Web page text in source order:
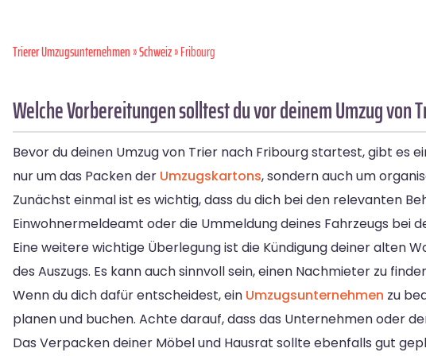
Trierer Umzugsunternehmen»Schweiz» Fribourg
Welche Vorbereitungen solltest du vor deinem Umzug von
Bevor du deinen Umzug von Trier nach Fribourg startest, gibt es
nur um das Packen der Umzugskartons, sondern auch um
Zunächst einmal ist es wichtig, dass du dich bei den relevanten
Einwohnermeldeamt oder die Ummeldung deines Fahrzeugs bei
Eine weitere wichtige Überlegung ist die Kündigung deiner alten
des Auszugs. Es kann auch sinnvoll sein, einen Nachmieter zu
Wenn du dich dafür entscheidest, ein Umzugsunternehmen zu
planen und buchen. Achte darauf, dass das Unternehmen oder
Das Verpacken deiner Möbel und Hausrat sollte ebenfalls gut